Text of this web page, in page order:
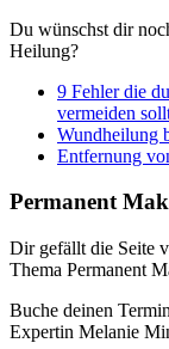
Du wünschst dir
Heilung?
9 Fehler die
vermeiden
Wundheilung
Entfernung
Permanent
Dir gefällt die Seite
Thema Permanent
Buche deinen
Expertin Melanie